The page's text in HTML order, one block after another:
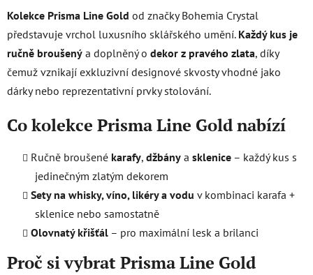
l
á
d
a
c
í
p
r
v
k
y
v
ý
p
i
s
u
Kolekce Prisma Line Gold od značky Bohemia Crystal
představuje vrchol luxusního sklářského umění. Každý kus je
ručně broušený a doplněný o dekor z pravého zlata, díky
čemuž vznikají exkluzivní designové skvosty vhodné jako
dárky nebo reprezentativní prvky stolování.
Co kolekce Prisma Line Gold nabízí
Ručně broušené karafy, džbány a sklenice – každý kus s
jedinečným zlatým dekorem
Sety na whisky, víno, likéry a vodu v kombinaci karafa +
sklenice nebo samostatně
Olovnatý křišťál – pro maximální lesk a brilanci
Proč si vybrat Prisma Line Gold